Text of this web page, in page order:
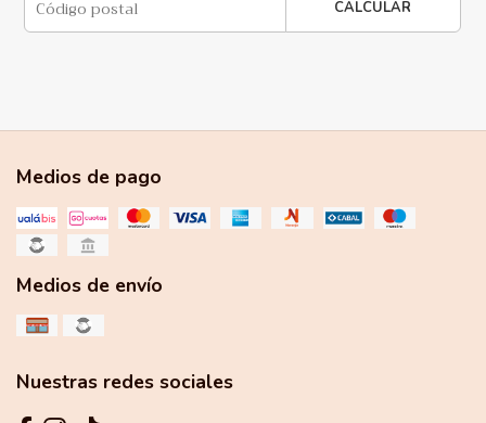
CALCULAR
Medios de pago
Medios de envío
Nuestras redes sociales